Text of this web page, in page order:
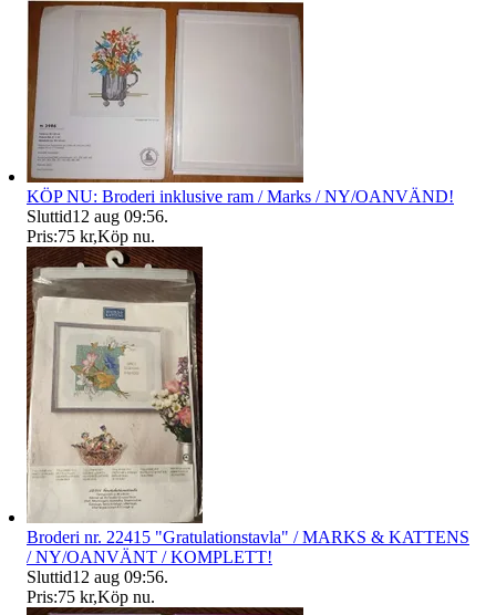
KÖP NU: Broderi inklusive ram / Marks / NY/OANVÄND!
Sluttid12 aug 09:56.
Pris:75 kr,Köp nu.
Broderi nr. 22415 "Gratulationstavla" / MARKS & KATTENS
/ NY/OANVÄNT / KOMPLETT!
Sluttid12 aug 09:56.
Pris:75 kr,Köp nu.